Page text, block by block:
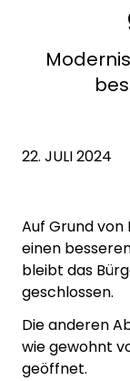
22. JULI 2024
Auf Grund
einen
bleibt das
geschlossen.
Die anderen
wie gewohnt
geöffnet.